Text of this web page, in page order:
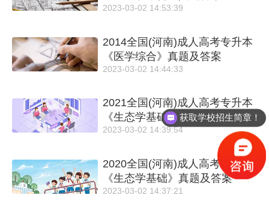
2023-03-02 14:53:39
2014全国(河南)成人高考专升本
《医学综合》真题及答案
2023-03-02 14:44:33
2021全国(河南)成人高考专升本
《生态学基础》真题及答案
2023-03-02 14:39:54
2020全国(河南)成人高考专升本
《生态学基础》真题及答案
2023-03-02 14:37:21
获取学校招生简章！